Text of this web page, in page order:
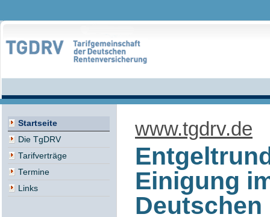
Startseite
Die TgDRV
Tarifverträge
Termine
Links
www.tgdrv.de
Einigung
Deutschen